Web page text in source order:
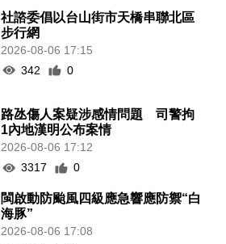
社諮委倡以台山街市天橋串聯北區
步行網
2026-08-06 17:15
342
0
路氹傷人案疑涉感情問題 司警拘
1內地漢明公布案情
2026-08-06 17:12
3317
0
閩啟動防颱風四級應急響應防禦“白
海豚”
2026-08-06 17:08